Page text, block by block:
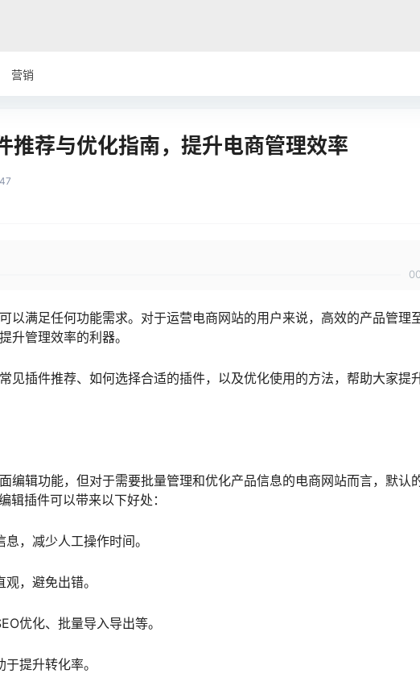
营销
推荐与优化指南，提升电商管理效率
47
以满足任何功能需求。对于运营电商网站的用户来说，高效的产品管理
升管理效率的利器。
见插件推荐、如何选择合适的插件，以及优化使用的方法，帮助大家提
编辑功能，但对于需要批量管理和优化产品信息的电商网站而言，默认
辑插件可以带来以下好处：
，减少人工操作时间。
，避免出错。
优化、批量导入导出等。
提升转化率。